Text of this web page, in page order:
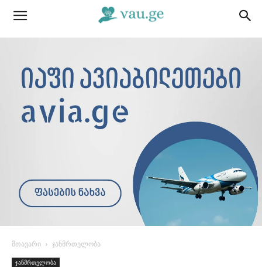
მთავარი ჯანმრთელობა
ჯანმრთელობა